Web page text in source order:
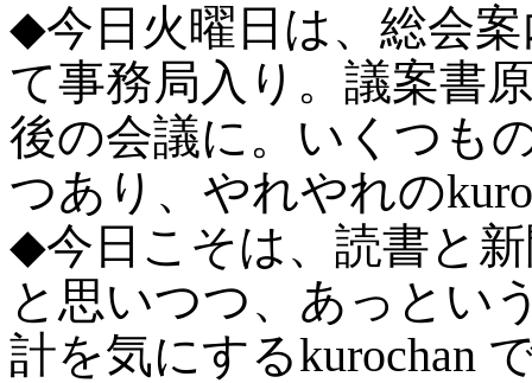
◆今日火曜日は、総会
て事務局入り。議案書
後の会議に。いくつも
つあり、やれやれの
◆今日こそは、読書と
と思いつつ、あっとい
計を気にするkurochan